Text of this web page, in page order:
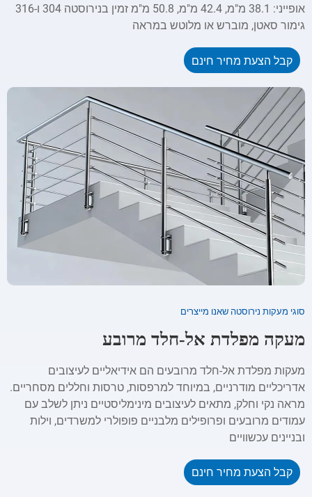
אופייני: 38.1 מ"מ, 42.4 מ"מ, 50.8 מ"מ זמין בנירוסטה 304 ו-316
גימור סאטן, מוברש או מלוטש במראה
קבל הצעת מחיר חינם
סוגי מעקות נירוסטה שאנו מייצרים
מעקה מפלדת אל-חלד מרובע
מעקות מפלדת אל-חלד מרובעים הם אידיאליים לעיצובים
אדריכליים מודרניים, במיוחד למרפסות, טרסות וחללים מסחריים.
מראה נקי וחלק, מתאים לעיצובים מינימליסטיים ניתן לשלב עם
עמודים מרובעים ופרופילים מלבניים פופולרי למשרדים, וילות
ובניינים עכשוויים
קבל הצעת מחיר חינם